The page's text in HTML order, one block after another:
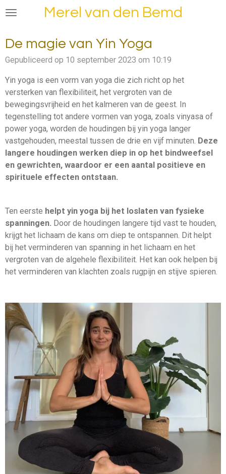
Ga
de
hoofdinhoud
Merel van den Bemd
De magie van Yin Yoga
Gepubliceerd op 10 september 2023 om 10:19
Yin yoga is een vorm van yoga die zich richt op het
versterken van flexibiliteit, het vergroten van de
bewegingsvrijheid en het kalmeren van de geest. In
tegenstelling tot andere vormen van yoga, zoals vinyasa of
power yoga, worden de houdingen bij yin yoga langer
vastgehouden, meestal tussen de drie en vijf minuten. Deze
langere houdingen werken diep in op het bindweefsel
en gewrichten, waardoor er een aantal positieve en
spirituele effecten ontstaan.
Ten eerste helpt yin yoga bij het loslaten van fysieke
spanningen. Door de houdingen langere tijd vast te houden,
krijgt het lichaam de kans om diep te ontspannen. Dit helpt
bij het verminderen van spanning in het lichaam en het
vergroten van de algehele flexibiliteit. Het kan ook helpen bij
het verminderen van klachten zoals rugpijn en stijve spieren.